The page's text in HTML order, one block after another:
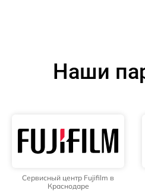
Наши
Сервисный центр Fujifilm в
Краснодаре